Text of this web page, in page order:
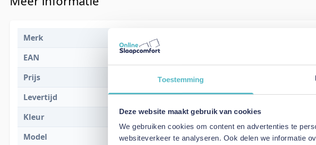
Toestemming
Deze website maakt gebruik van cookies
We gebruiken cookies om content en advertenties te
websiteverkeer te analyseren. Ook delen we informatie
Merk
EAN
Prijs
€ 2.327,00
Levertijd
2 tot 4 weken
Kleur
850
Model
Neah 140 Sofa Bed with Slim Arms